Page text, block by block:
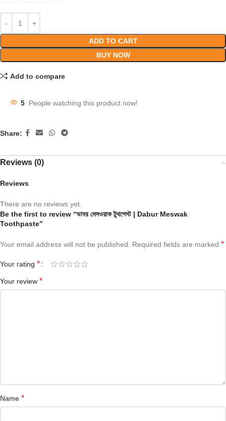
ADD TO CART
BUY NOW
Add to compare
5 People watching this product now!
Share:
Reviews (0)
Reviews
There are no reviews yet.
Be the first to review “ডাবর মেসওয়াক টুথপেস্ট | Dabur Meswak
Toothpaste”
Your email address will not be published. Required fields are marked *
Your rating *
Your review *
Name *